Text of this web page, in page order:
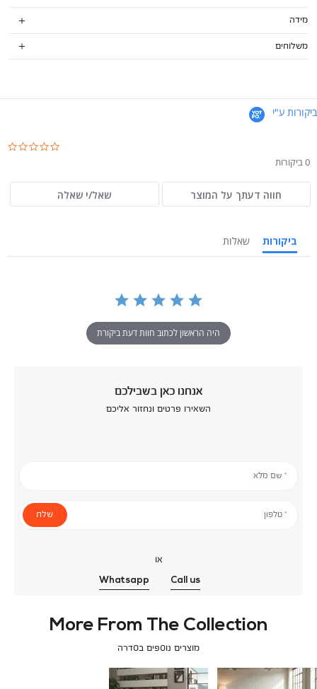
מידה
משלוחים
ביקורות ע"י
0 ביקורות
חווה דעתך על המוצר שאל/י שאלה
ביקורות שאלות
היה הראשון לכתוב חוות דעת ביקורת
אנחנו כאן בשבילכם
השאירו פרטים ונחזור אליכם
* שם מלא
* טלפון שלח
או
Call us
Whatsapp
More From The Collection
מוצרים נוספים בסדרה